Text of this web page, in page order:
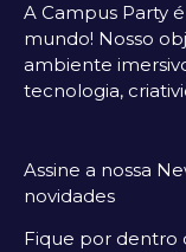
A Campus Party
mundo! Nosso
ambiente
tecnologia,
Assine a nossa
novidades
Fique por dentro